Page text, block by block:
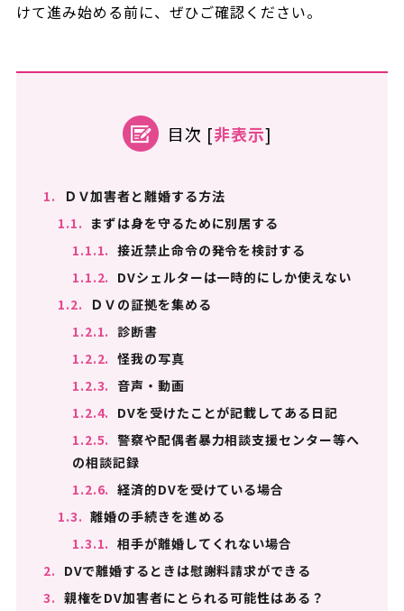
けて進み始める前に、ぜひご確認ください。
目次 [非表示]
1.
ＤＶ加害者と離婚する方法
1.1. まずは身を守るために別居する
1.1.1. 接近禁止命令の発令を検討する
1.1.2. DVシェルターは一時的にしか使えない
1.2.
ＤＶの証拠を集める
1.2.1. 診断書
1.2.2. 怪我の写真
1.2.3. 音声・動画
1.2.4. DVを受けたことが記載してある日記
1.2.5. 警察や配偶者暴力相談支援センター等へ
の相談記録
1.2.6. 経済的DVを受けている場合
1.3. 離婚の手続きを進める
1.3.1. 相手が離婚してくれない場合
2. DVで離婚するときは慰謝料請求ができる
3. 親権をDV加害者にとられる可能性はある？